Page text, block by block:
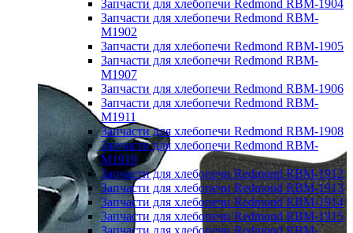
Запчасти для хлебопечи Redmond RBM-1904
Запчасти для хлебопечи Redmond RBM-
M1902
Запчасти для хлебопечи Redmond RBM-1905
Запчасти для хлебопечи Redmond RBM-
M1907
Запчасти для хлебопечи Redmond RBM-1906
Запчасти для хлебопечи Redmond RBM-
M1911
Запчасти для хлебопечи Redmond RBM-1908
Запчасти для хлебопечи Redmond RBM-
M1919
Запчасти для хлебопечи Redmond RBM-1912
Запчасти для хлебопечи Redmond RBM-1913
Запчасти для хлебопечи Redmond RBM-1914
Запчасти для хлебопечи Redmond RBM-1915
Запчасти для хлебопечи Redmond RBM-